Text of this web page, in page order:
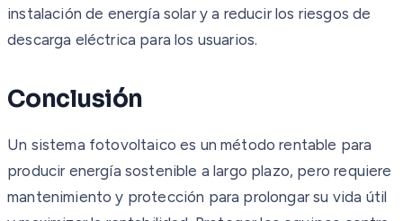
instalación de energía solar y a reducir los riesgos de
descarga eléctrica para los usuarios.
Conclusión
Un sistema fotovoltaico es un método rentable para
producir energía sostenible a largo plazo, pero requiere
mantenimiento y protección para prolongar su vida útil